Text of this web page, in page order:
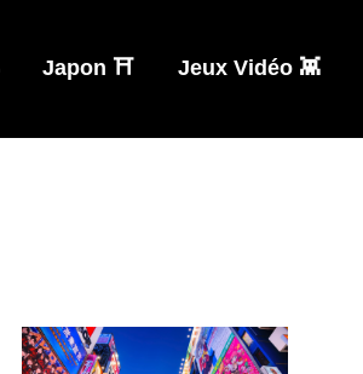
Japon ⛩️ Jeux Vidéo 👾